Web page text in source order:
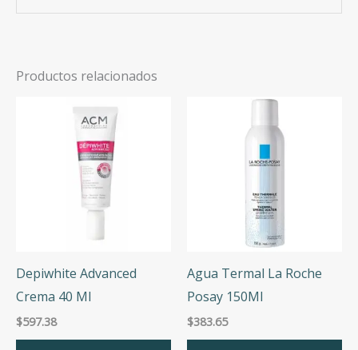
Productos relacionados
Depiwhite Advanced
Crema 40 Ml
$597.38
Agua Termal La Roche
Posay 150Ml
$383.65